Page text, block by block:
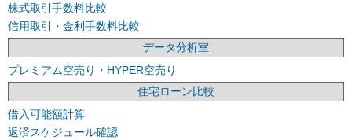
株式取引手数料比較
信用取引・金利手数料比較
データ分析室
プレミアム空売り・HYPER空売り
住宅ローン比較
借入可能額計算
返済スケジュール確認